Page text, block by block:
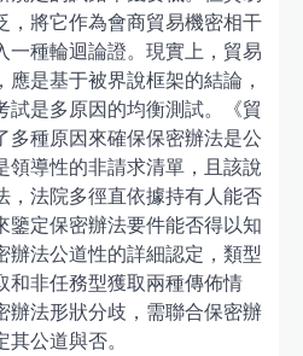
，將它作為會商貿易機密相干
一種輪迴論證。現實上，貿易
是基于被界說框架的結論，
是多原因的均衡測試。《貿
多種原因來確保保密辦法是公
領導性的非請求清單，且該說
，法院多徑直依據持有人能否
鑒定保密辦法要件能否得以知
辦法公道性的詳細認定，類型
和非任務型獲取兩種傳佈情
辦法形狀分歧，需聯合保密辦
公道與否。